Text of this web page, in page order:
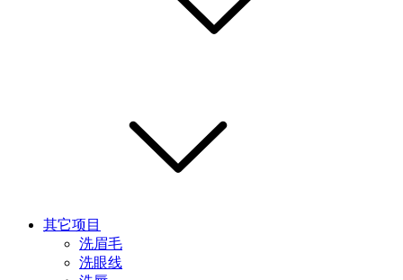
其它项目
洗眉毛
洗眼线